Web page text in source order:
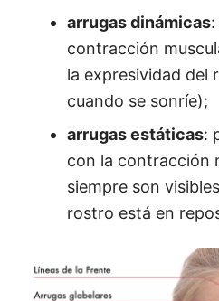
arrugas dinámicas
contracción
la expresividad del
cuando se sonríe);
arrugas estáticas:
con la contracción
siempre son
rostro está en